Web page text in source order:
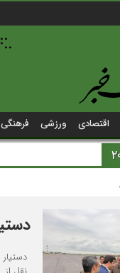
اقتصادی ورزشی فرهنگی